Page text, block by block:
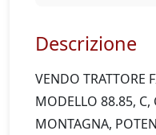
Descrizione
VENDO TRATTORE
MODELLO 88.85, C,
MONTAGNA,